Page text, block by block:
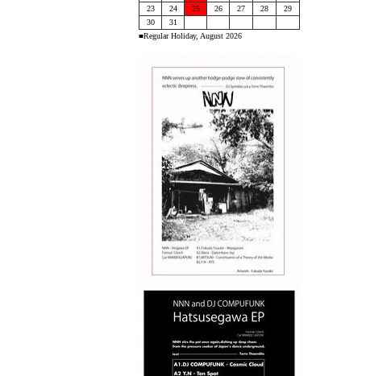
23
24 25 26 27 28
29
30
31
■Regular Holiday, August 2026